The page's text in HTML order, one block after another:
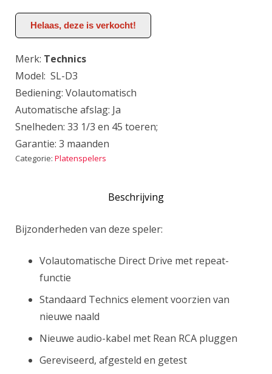
Helaas, deze is verkocht!
Merk: Technics
Model: SL-D3
Bediening: Volautomatisch
Automatische afslag: Ja
Snelheden: 33 1/3 en 45 toeren;
Garantie: 3 maanden
Categorie: Platenspelers
Beschrijving
Bijzonderheden van deze speler:
Volautomatische Direct Drive met repeat-
functie
Standaard Technics element voorzien van
nieuwe naald
Nieuwe audio-kabel met Rean RCA pluggen
Gereviseerd, afgesteld en getest